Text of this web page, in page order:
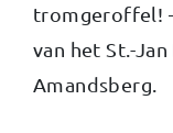
tromgeroffel!
van het St.-
Amandsberg.